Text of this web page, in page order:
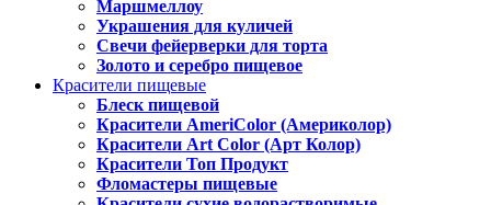
Маршмеллоу
Украшения для куличей
Свечи фейерверки для торта
Золото и серебро пищевое
Красители пищевые
Блеск пищевой
Красители AmeriColor (Америколор)
Красители Art Color (Арт Колор)
Красители Топ Продукт
Фломастеры пищевые